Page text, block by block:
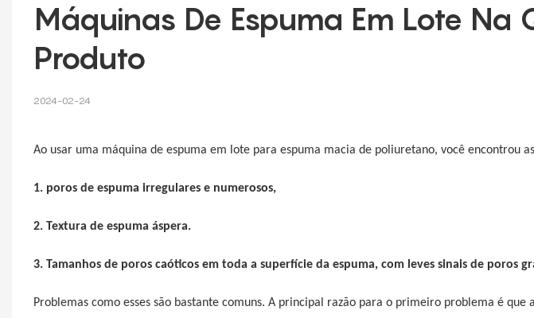
Máquinas De Espuma Em Lote Na
Produto
2024-02-24
Ao usar uma máquina de espuma em lote para espuma macia de poliuretano, você encontrou
1. poros de espuma irregulares e numerosos,
2. Textura de espuma áspera.
3. Tamanhos de poros caóticos em toda a superfície da espuma, com leves sinais de poros
Problemas como esses são bastante comuns. A principal razão para o primeiro problema é